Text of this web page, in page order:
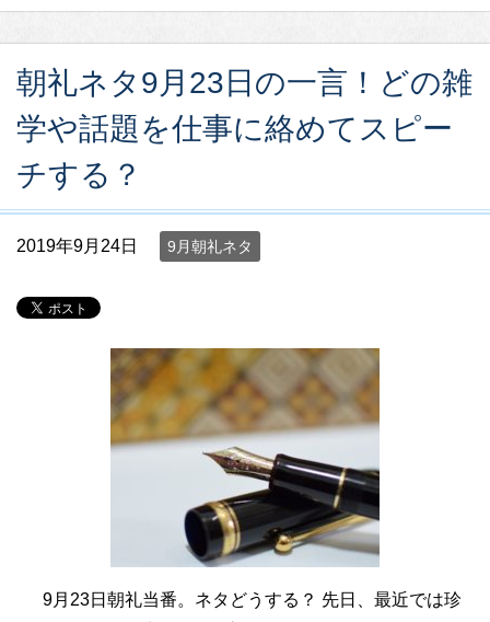
朝礼ネタ9月23日の一言！どの雑
学や話題を仕事に絡めてスピー
チする？
2019年9月24日 9月朝礼ネタ
9月23日朝礼当番。ネタどうする？ 先日、最近では珍